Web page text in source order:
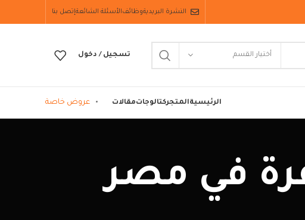
النشرة البريديةوظائفالأسئلة الشائعةإتصل بنا
أختيار القسم تسجيل / دخول
الرئيسيةالمتجركتالوجاتمقالات عروض خاصة